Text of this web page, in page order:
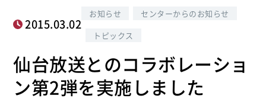
女
子
大
学
2015.03.02
お知らせ
センターからのお知らせ
トピックス
仙台放送とのコラボレーショ
ン第2弾を実施しました